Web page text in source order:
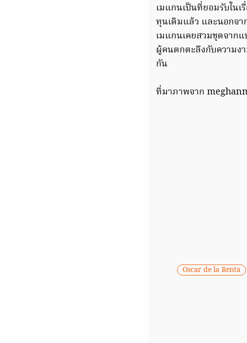
เมแกนเป็นที่ยอมรับใน
ทุนเดิมแล้ว และนอกจา
เมแกนเคยสวมชุดจาก
ผู้คนตกตะลึงกับความง
กัน
ที่มาภาพจาก
Oscar de la Renta